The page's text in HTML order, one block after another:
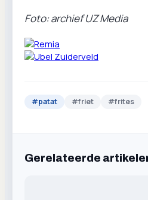
Foto: archief UZ Media
#patat #friet #frites
Gerelateerde